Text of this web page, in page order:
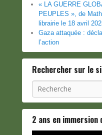
« LA GUERRE
PEUPLES », de
librairie le 18 avril
Gaza attaquée :
l’action
Rechercher sur le
Recherche
2 ans en immersion